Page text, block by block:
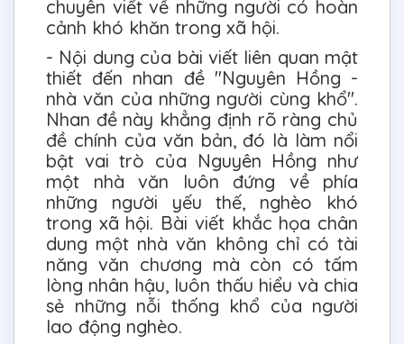
chuyên viết về những người có hoàn
cảnh khó khăn trong xã hội.
- Nội dung của bài viết liên quan mật
thiết đến nhan đề "Nguyên Hồng -
nhà văn của những người cùng khổ".
Nhan đề này khẳng định rõ ràng chủ
đề chính của văn bản, đó là làm nổi
bật vai trò của Nguyên Hồng như
một nhà văn luôn đứng về phía
những người yếu thế, nghèo khó
trong xã hội. Bài viết khắc họa chân
dung một nhà văn không chỉ có tài
năng văn chương mà còn có tấm
lòng nhân hậu, luôn thấu hiểu và chia
sẻ những nỗi thống khổ của người
lao động nghèo.